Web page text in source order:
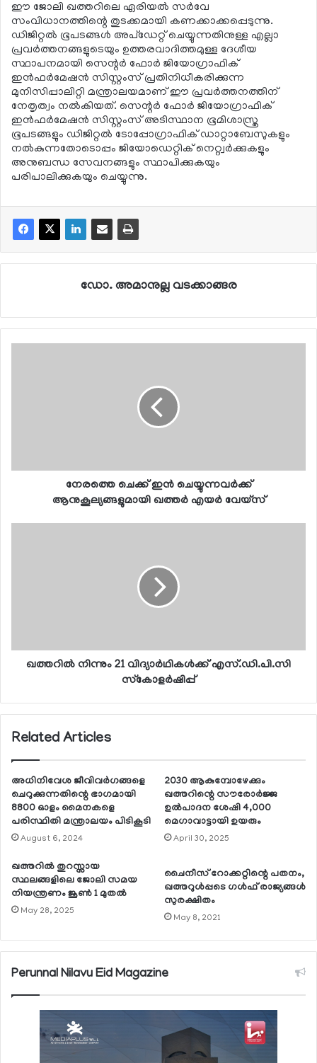
ഈ ജോലി ഖത്തറിലെ ഏരിയല്‍ സര്‍വേ
സംവിധാനത്തിന്റെ തുടക്കമായി കണക്കാക്കപ്പെടുന്നു.
ഡിജിറ്റല്‍ ഭൂപടങ്ങള്‍ അപ്ഡേറ്റ് ചെയ്യുന്നതിനുള്ള എല്ലാ
പ്രവര്‍ത്തനങ്ങളുടെയും ഉത്തരവാദിത്തമുള്ള ദേശീയ
സ്ഥാപനമായി സെന്റര്‍ ഫോര്‍ ജിയോഗ്രാഫിക്
ഇന്‍ഫര്‍മേഷന്‍ സിസ്റ്റംസ് പ്രതിനിധീകരിക്കുന്ന
മുനിസിപ്പാലിറ്റി മന്ത്രാലയമാണ് ഈ പ്രവര്‍ത്തനത്തിന്
നേതൃത്വം നല്‍കിയത്. സെന്റര്‍ ഫോര്‍ ജിയോഗ്രാഫിക്
ഇന്‍ഫര്‍മേഷന്‍ സിസ്റ്റംസ് അടിസ്ഥാന ഭൂമിശാസ്ത്ര
ഭൂപടങ്ങളും ഡിജിറ്റല്‍ ടോപ്പോഗ്രാഫിക് ഡാറ്റാബേസുകളും
നല്‍കുന്നതോടൊപ്പം ജിയോഡെറ്റിക് നെറ്റ്വര്‍ക്കുകളും
അനുബന്ധ സേവനങ്ങളും സ്ഥാപിക്കുകയും
പരിപാലിക്കുകയും ചെയ്യുന്നു.
ഡോ. അമാനുല്ല വടക്കാങ്ങര
നേരത്തെ ചെക്ക് ഇന്‍ ചെയ്യുന്നവര്‍ക്ക്
ആനുകൂല്യങ്ങളുമായി ഖത്തര്‍ എയര്‍ വേയ്‌സ്
ഖത്തറില്‍ നിന്നും 21 വിദ്യാര്‍ഥികള്‍ക്ക് എസ്.ഡി.പി.സി
സ്‌കോളര്‍ഷിപ്പ്
Related Articles
അധിനിവേശ ജീവിവര്‍ഗങ്ങളെ
ചെറുക്കുന്നതിന്റെ ഭാഗമായി
8800 ഓളം മൈനകളെ
പരിസ്ഥിതി മന്ത്രാലയം പിടികൂടി
August 6, 2024
2030 ആകുമ്പോഴേക്കും
ഖത്തറിന്റെ സൗരോര്‍ജ്ജ
ഉല്‍പാദന ശേഷി 4,000
മെഗാവാട്ടായി ഉയരും
April 30, 2025
ഖത്തറില്‍ തുറസ്സായ
സ്ഥലങ്ങളിലെ ജോലി സമയ
നിയന്ത്രണം ജൂണ്‍ 1 മുതല്‍
May 28, 2025
ചൈനീസ് റോക്കറ്റിന്റെ പതനം,
ഖത്തറുള്‍പ്പടെ ഗള്‍ഫ് രാജ്യങ്ങള്‍
സുരക്ഷിതം
May 8, 2021
Perunnal Nilavu Eid Magazine